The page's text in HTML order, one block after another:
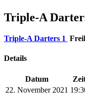
Triple-A
Triple-A Darters 1
Details
Datum
22. November 2021